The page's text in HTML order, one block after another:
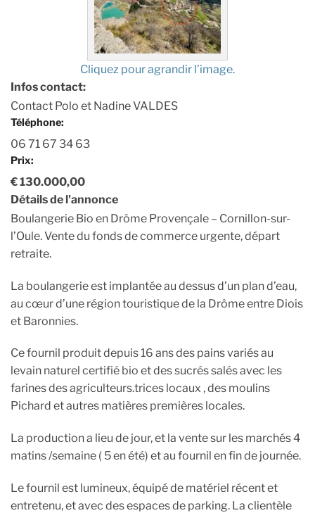
Cliquez pour agrandir l’image.
Infos contact:
Contact Polo et Nadine VALDES
Téléphone:
06 71 67 34 63
Prix:
€ 130.000,00
Détails de l'annonce
Boulangerie Bio en Drôme Provençale – Cornillon-sur-
l’Oule. Vente du fonds de commerce urgente, départ
retraite.
La boulangerie est implantée au dessus d’un plan d’eau,
au cœur d’une région touristique de la Drôme entre Diois
et Baronnies.
Ce fournil produit depuis 16 ans des pains variés au
levain naturel certifié bio et des sucrés salés avec les
farines des agriculteurs.trices locaux , des moulins
Pichard et autres matières premières locales.
La production a lieu de jour, et la vente sur les marchés 4
matins /semaine ( 5 en été) et au fournil en fin de journée.
Le fournil est lumineux, équipé de matériel récent et
entretenu, et avec des espaces de parking. La clientèle